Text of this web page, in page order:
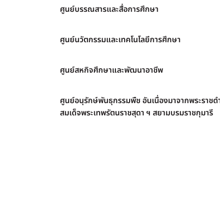
ศูนย์บรรณสารและสื่อการศึกษา
ศูนย์นวัตกรรมและเทคโนโลยีการศึกษา
ศูนย์สหกิจศึกษาและพัฒนาอาชีพ
ศูนย์อนุรักษ์พันธุกรรมพืช อันเนื่องมาจากพระราชด
สมเด็จพระเทพรัตนราชสุดา ฯ สยามบรมราชกุมารี